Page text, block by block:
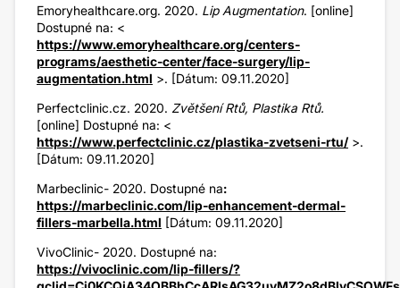
Emoryhealthcare.org. 2020. Lip Augmentation. [online]
Dostupné na: <
https://www.emoryhealthcare.org/centers-
programs/aesthetic-center/face-surgery/lip-
augmentation.html >. [Dátum: 09.11.2020]
Perfectclinic.cz. 2020. Zvětšení Rtů, Plastika Rtů.
[online] Dostupné na: <
https://www.perfectclinic.cz/plastika-zvetseni-rtu/ >.
[Dátum: 09.11.2020]
Marbeclinic- 2020. Dostupné na:
https://marbeclinic.com/lip-enhancement-dermal-
fillers-marbella.html [Dátum: 09.11.2020]
VivoClinic- 2020. Dostupné na:
https://vivoclinic.com/lip-fillers/?